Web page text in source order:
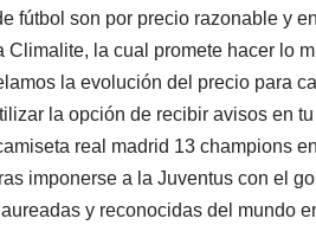
fútbol son por precio razonable y
la cual promete hacer lo
la evolución del precio para
la opción de recibir avisos en
real madrid 13 champions
imponerse a la Juventus con el
y reconocidas del mundo